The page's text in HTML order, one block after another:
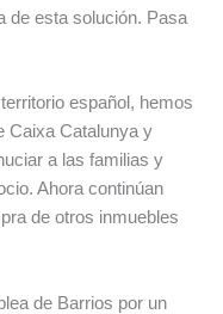
de esta solución. Pasa
español, hemos
Caixa Catalunya y
a las familias y
Ahora continúan
de otros inmuebles
de Barrios por un